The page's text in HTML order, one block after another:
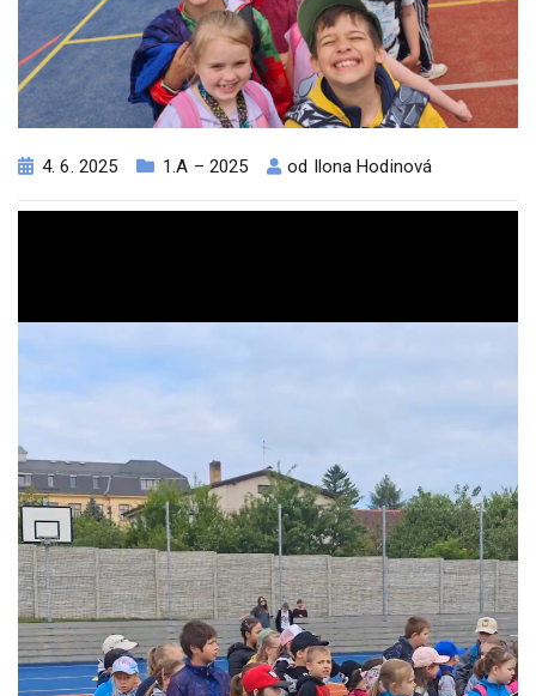
4. 6. 2025 1.A – 2025 od Ilona Hodinová